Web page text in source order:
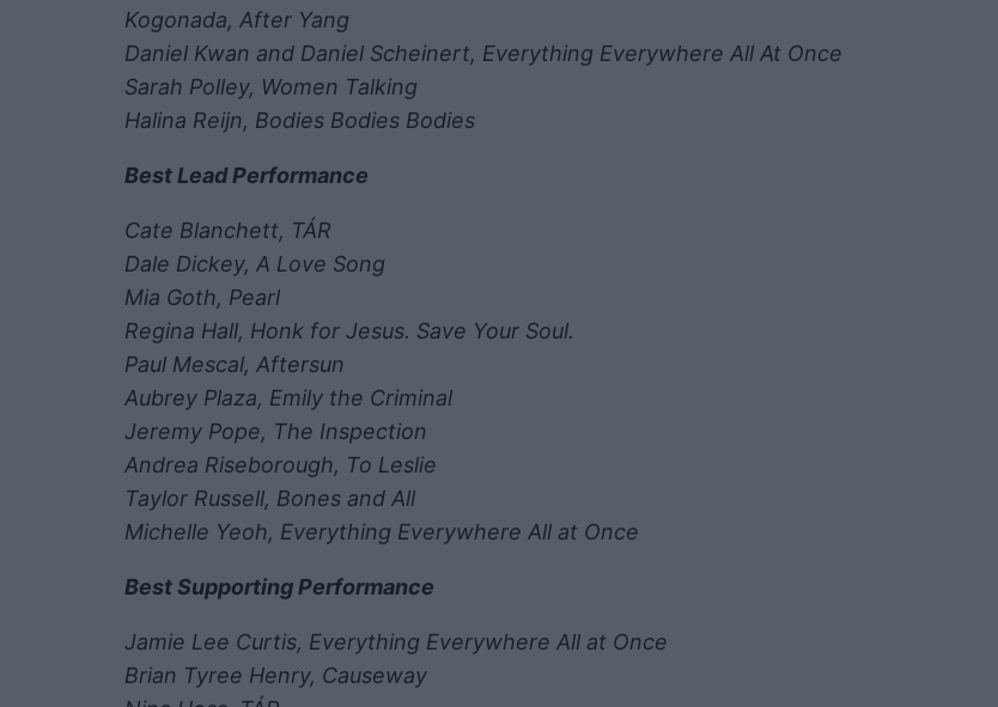
Kogonada, After Yang
Daniel Kwan and Daniel Scheinert, Everything Everywhere All At Once
Sarah Polley, Women Talking
Halina Reijn, Bodies Bodies Bodies
Best Lead Performance
Cate Blanchett, TÁR
Dale Dickey, A Love Song
Mia Goth, Pearl
Regina Hall, Honk for Jesus. Save Your Soul.
Paul Mescal, Aftersun
Aubrey Plaza, Emily the Criminal
Jeremy Pope, The Inspection
Andrea Riseborough, To Leslie
Taylor Russell, Bones and All
Michelle Yeoh, Everything Everywhere All at Once
Best Supporting Performance
Jamie Lee Curtis, Everything Everywhere All at Once
Brian Tyree Henry, Causeway